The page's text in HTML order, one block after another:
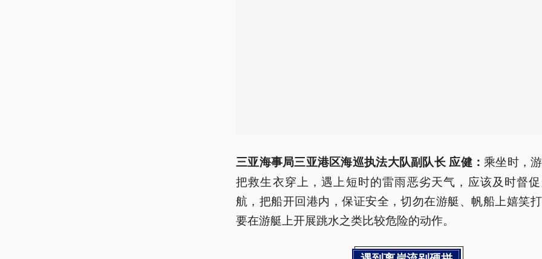
三亚海事局三亚港区海巡执法大队副队长 应健：乘坐时，
把救生衣穿上，遇上短时的雷雨恶劣天气，应该及时督
航，把船开回港内，保证安全，切勿在游艇、帆船上嬉笑
要在游艇上开展跳水之类比较危险的动作。